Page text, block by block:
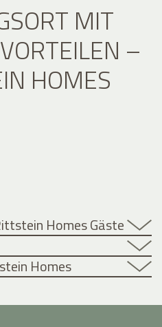
MIT
–
HOMES
Homes Gäste
Homes